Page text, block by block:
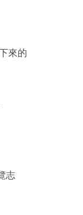
來的
志